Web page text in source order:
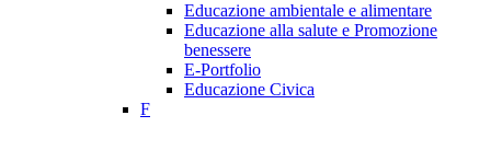
Educazione ambientale e alimentare
Educazione alla salute e Promozione
benessere
E-Portfolio
Educazione Civica
F